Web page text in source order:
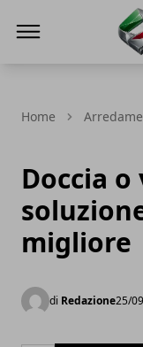
Home
Doccia o
migliore
di Redazione25/